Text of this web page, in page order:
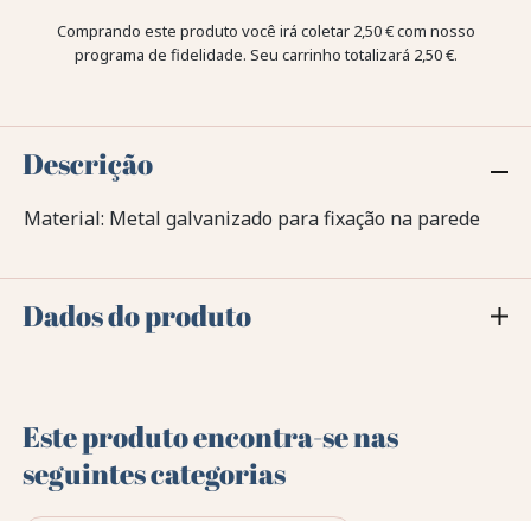
Comprando este produto você irá coletar 2,50 €com nosso
programa de fidelidade. Seu carrinho totalizará 2,50 €.
Descrição
Material: Metal galvanizado para fixação na parede
Dados do produto
Este produto encontra-se nas
seguintes categorias